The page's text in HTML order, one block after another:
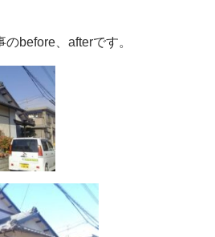
before、afterです。